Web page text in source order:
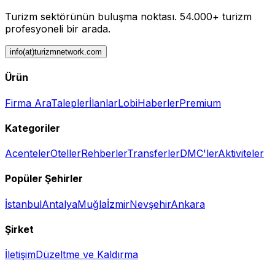
Turizm sektörünün buluşma noktası. 54.000+ turizm
profesyoneli bir arada.
info(at)turizmnetwork.com
Ürün
Firma AraTaleplerİlanlarLobiHaberlerPremium
Kategoriler
AcentelerOtellerRehberlerTransferlerDMC'lerAktiviteler
Popüler Şehirler
İstanbulAntalyaMuğlaİzmirNevşehirAnkara
Şirket
İletişimDüzeltme ve Kaldırma